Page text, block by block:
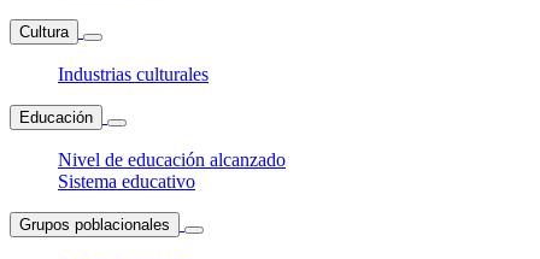
Cultura
Industrias culturales
Educación
Nivel de educación alcanzado
Sistema educativo
Grupos poblacionales